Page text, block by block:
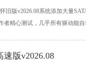
旧版v2026.08系统添加大量
者精心测试，几乎所有驱动能
版v2026.08